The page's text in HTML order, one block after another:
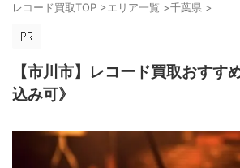
レコード買取TOP >エリア一覧 >千葉県 >
【市川市】レコード買取おすす
込み可》